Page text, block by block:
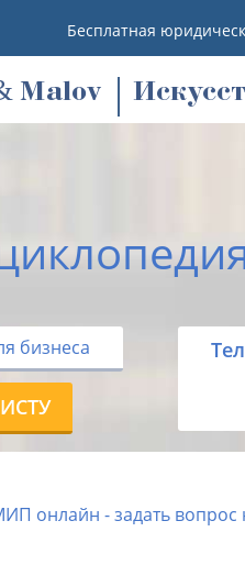
Бесплатная
Malov
бизнеса
онлайн - задать вопрос